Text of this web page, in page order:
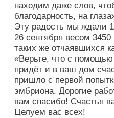
находим даже слов,
благодарность, на
Эту радость мы ждали
26 сентября весом
таких же отчаявшихся
«Верьте, что с помощью
придёт и в ваш дом
пришло с первой
эмбриона. Дорогие
вам спасибо! Счастья
Целуем вас всех!